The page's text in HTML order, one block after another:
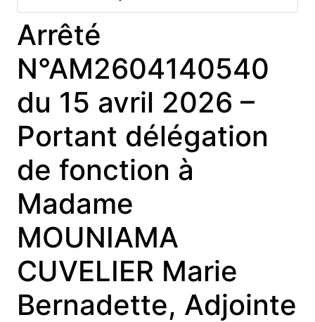
Arrêté
N°AM2604140540
du 15 avril 2026 –
Portant délégation
de fonction à
Madame
MOUNIAMA
CUVELIER Marie
Bernadette, Adjointe